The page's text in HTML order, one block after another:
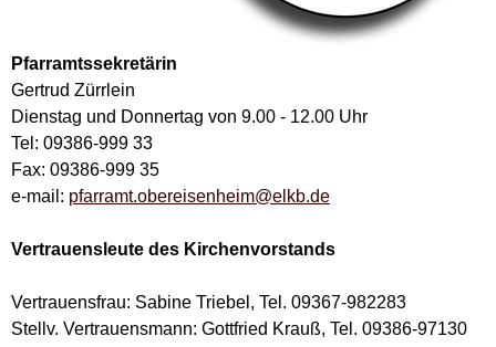
Pfarramtssekretärin
Gertrud Zürrlein
Dienstag und Donnertag von 9.00 - 12.00 Uhr
Tel: 09386-999 33
Fax: 09386-999 35
e-mail: pfarramt.obereisenheim@elkb.de
Vertrauensleute des Kirchenvorstands
Vertrauensfrau: Sabine Triebel, Tel. 09367-982283
Stellv. Vertrauensmann: Gottfried Krauß, Tel. 09386-97130